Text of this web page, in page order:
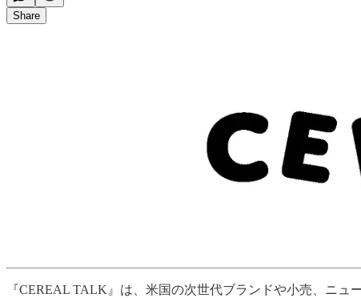
Share
『CEREAL TALK』は、米国の次世代ブランドや小売、ニ